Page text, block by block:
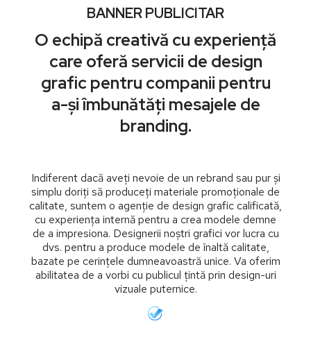
BANNER PUBLICITAR
O echipă creativă cu experiență
care oferă servicii de design
grafic pentru companii pentru
a-și îmbunătăți mesajele de
branding.
Indiferent dacă aveți nevoie de un rebrand sau pur și
simplu doriți să produceți materiale promoționale de
calitate, suntem o agenție de design grafic calificată,
cu experiența internă pentru a crea modele demne
de a impresiona. Designerii noștri grafici vor lucra cu
dvs. pentru a produce modele de înaltă calitate,
bazate pe cerințele dumneavoastră unice. Va oferim
abilitatea de a vorbi cu publicul țintă prin design-uri
vizuale puternice.